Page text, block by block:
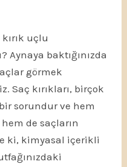
uçlu
Aynaya baktığınızda
görmek
Saç kırıkları, birçok
sorundur ve hem
de saçların
ki, kimyasal içerikli